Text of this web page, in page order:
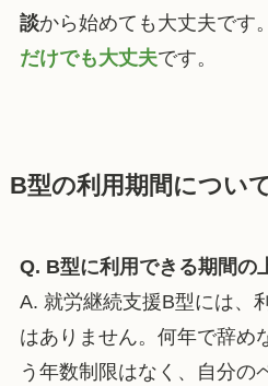
談から始めても大丈夫です
だけでも大丈夫です。
B型の利用期間につい
Q. B型に利用できる期間の
A. 就労継続支援B型には、
はありません。何年で辞め
う年数制限はなく、自分の